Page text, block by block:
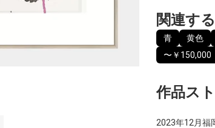
関連す
青 黄色
〜￥150,000
作品ス
2023年12月福